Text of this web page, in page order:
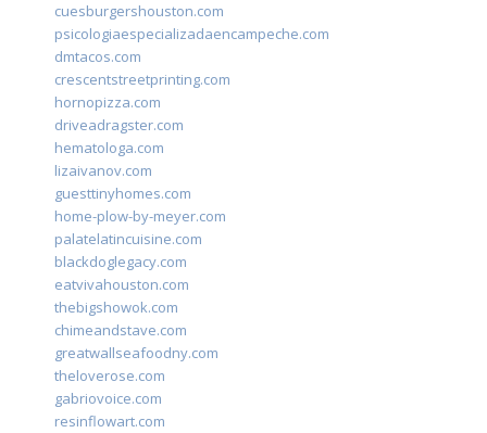
cuesburgershouston.com
psicologiaespecializadaencampeche.com
dmtacos.com
crescentstreetprinting.com
hornopizza.com
driveadragster.com
hematologa.com
lizaivanov.com
guesttinyhomes.com
home-plow-by-meyer.com
palatelatincuisine.com
blackdoglegacy.com
eatvivahouston.com
thebigshowok.com
chimeandstave.com
greatwallseafoodny.com
theloverose.com
gabriovoice.com
resinflowart.com